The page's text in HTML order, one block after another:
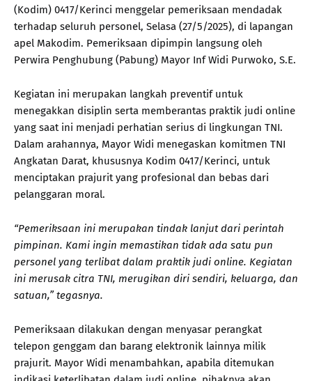
(Kodim) 0417/Kerinci menggelar pemeriksaan mendadak
terhadap seluruh personel, Selasa (27/5/2025), di lapangan
apel Makodim. Pemeriksaan dipimpin langsung oleh
Perwira Penghubung (Pabung) Mayor Inf Widi Purwoko, S.E.
Kegiatan ini merupakan langkah preventif untuk
menegakkan disiplin serta memberantas praktik judi online
yang saat ini menjadi perhatian serius di lingkungan TNI.
Dalam arahannya, Mayor Widi menegaskan komitmen TNI
Angkatan Darat, khususnya Kodim 0417/Kerinci, untuk
menciptakan prajurit yang profesional dan bebas dari
pelanggaran moral.
“Pemeriksaan ini merupakan tindak lanjut dari perintah
pimpinan. Kami ingin memastikan tidak ada satu pun
personel yang terlibat dalam praktik judi online. Kegiatan
ini merusak citra TNI, merugikan diri sendiri, keluarga, dan
satuan,” tegasnya.
Pemeriksaan dilakukan dengan menyasar perangkat
telepon genggam dan barang elektronik lainnya milik
prajurit. Mayor Widi menambahkan, apabila ditemukan